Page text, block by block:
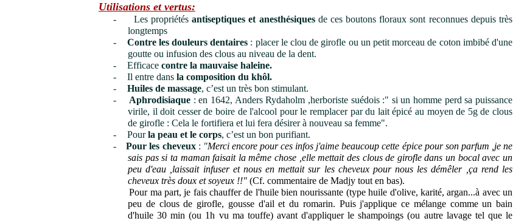
Utilisations et vertus:
- Les propriétésantiseptiques et anesthésiques de ces boutons floraux sont reconnues depuis très
longtemps
-
Contre les douleurs dentaires : placer le clou de girofle ou un petit morceau de coton imbibé d'une
goutte ou infusion des clous au niveau de la dent.
-
Efficace contre la mauvaise haleine.
-
Il entre dans la composition du khôl.
-
Huiles de massage, c’est un très bon stimulant.
-
Aphrodisiaque : en 1642, Anders Rydaholm ,herboriste suédois :" si un homme perd sa puissance
virile, il doit cesser de boire de l'alcool pour le remplacer par du lait épicé au moyen de 5g de clous
de girofle : Cela le fortifiera et lui fera désirer à nouveau sa femme".
-
Pourla peau et le corps, c’est un bon purifiant.
-Pour les cheveux: "Merci encore pour ces infos j'aime beaucoup cette épice pour son parfum ,je ne
sais pas si ta maman faisait la même chose ,elle mettait des clous de girofle dans un bocal avec un
peu d'eau ,laissait infuser et nous en mettait sur les cheveux pour nous les démêler ,ça rend les
cheveux très doux et soyeux !!" (Cf. commentaire de Madjy tout en bas).
Pour ma part, je fais chauffer de l'huile bien nourissante (type huile d'olive, karité, argan...à avec un
peu de clous de girofle, gousse d'ail et du romarin. Puis j'applique ce mélange comme un bain
d'huile 30 min (ou 1h vu ma touffe) avant d'appliquer le shampoings (ou autre lavage tel que le